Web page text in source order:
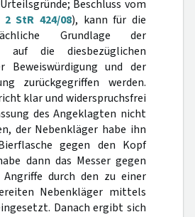
Beschluss vom
2 StR 424/08), kann für die
Grundlage der
auf die diesbezüglichen
Beweiswürdigung und der
zurückgegriffen werden.
klar und widerspruchsfrei
des Angeklagten nicht
der Nebenkläger habe ihn
gegen den Kopf
dann das Messer gegen
durch den zu einer
Nebenkläger mittels
Danach ergibt sich